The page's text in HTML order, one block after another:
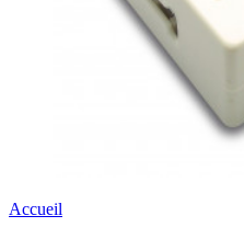
Accueil